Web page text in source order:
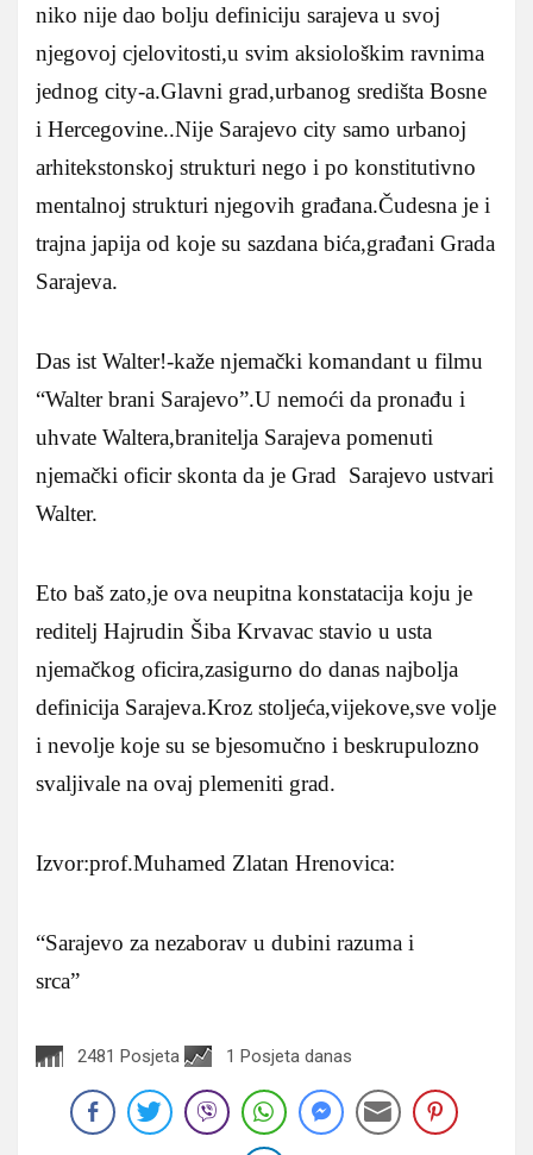
niko nije dao bolju definiciju sarajeva u svoj
njegovoj cjelovitosti,u svim aksiološkim ravnima
jednog city-a.Glavni grad,urbanog središta Bosne
i Hercegovine..Nije Sarajevo city samo urbanoj
arhitekstonskoj strukturi nego i po konstitutivno
mentalnoj strukturi njegovih građana.Čudesna je i
trajna japija od koje su sazdana bića,građani Grada
Sarajeva.
Das ist Walter!-kaže njemački komandant u filmu
“Walter brani Sarajevo”.U nemoći da pronađu i
uhvate Waltera,branitelja Sarajeva pomenuti
njemački oficir skonta da je Grad Sarajevo ustvari
Walter.
Eto baš zato,je ova neupitna konstatacija koju je
reditelj Hajrudin Šiba Krvavac stavio u usta
njemačkog oficira,zasigurno do danas najbolja
definicija Sarajeva.Kroz stoljeća,vijekove,sve volje
i nevolje koje su se bjesomučno i beskrupulozno
svaljivale na ovaj plemeniti grad.
Izvor:prof.Muhamed Zlatan Hrenovica:
“Sarajevo za nezaborav u dubini razuma i
srca”
2481 Posjeta 1 Posjeta danas